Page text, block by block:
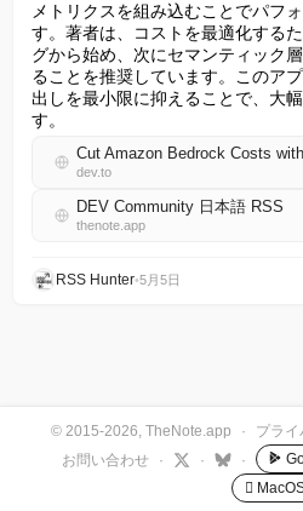
メトリクスを組み込むことでパフ
す。著者は、コストを最適化する
グから始め、次にセマンティック
ることを推奨しています。このア
出しを最小限に抑えることで、大
す。
dev.to
DEV Community 日本語 RSS
thenote.app
RSS Hunter•5月5日
© 2015-2026, TheNote.app · プラ
お問い合わせ
· · ·
